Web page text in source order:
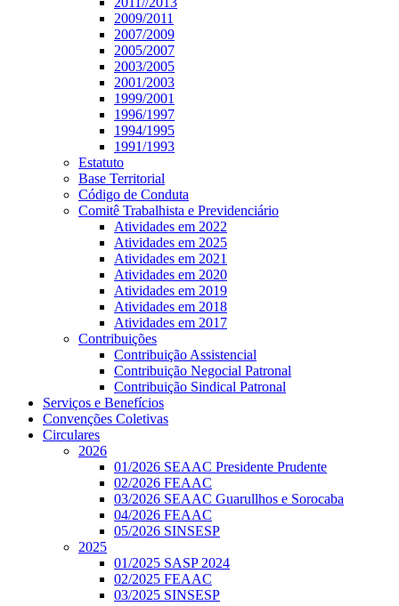
2009/2011
2007/2009
2005/2007
2003/2005
2001/2003
1999/2001
1996/1997
1994/1995
1991/1993
Estatuto
Base Territorial
Código de Conduta
Comitê Trabalhista e Previdenciário
Atividades em 2022
Atividades em 2025
Atividades em 2021
Atividades em 2020
Atividades em 2019
Atividades em 2018
Atividades em 2017
Contribuições
Contribuição Assistencial
Contribuição Negocial Patronal
Contribuição Sindical Patronal
Serviços e Benefícios
Convenções Coletivas
Circulares
2026
01/2026 SEAAC Presidente Prudente
02/2026 FEAAC
03/2026 SEAAC Guarullhos e Sorocaba
04/2026 FEAAC
05/2026 SINSESP
2025
01/2025 SASP 2024
02/2025 FEAAC
03/2025 SINSESP